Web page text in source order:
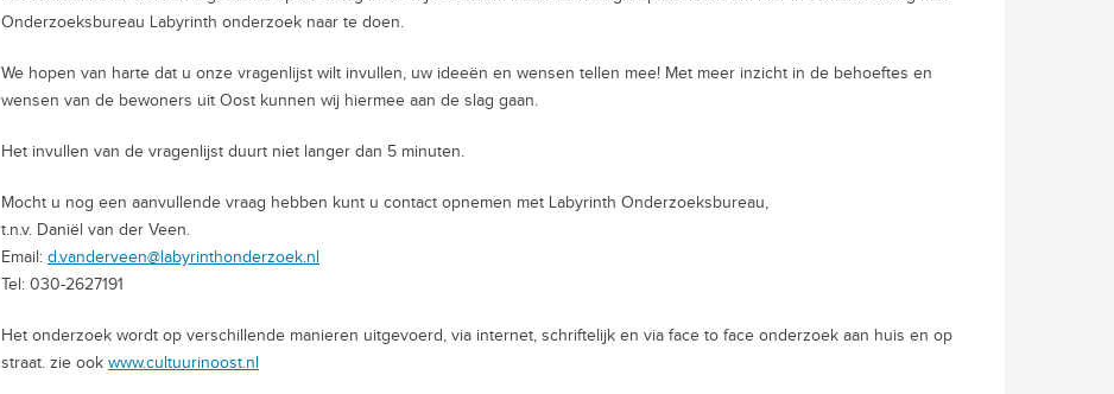
Onderzoeksbureau Labyrinth onderzoek naar te doen.
We hopen van harte dat u onze vragenlijst wilt invullen, uw ideeën en wensen tellen mee! Met meer inzicht in de behoeftes en
wensen van de bewoners uit Oost kunnen wij hiermee aan de slag gaan.
Het invullen van de vragenlijst duurt niet langer dan 5 minuten.
Mocht u nog een aanvullende vraag hebben kunt u contact opnemen met Labyrinth Onderzoeksbureau,
t.n.v. Daniël van der Veen.
Email: d.vanderveen@labyrinthonderzoek.nl
Tel: 030-2627191
Het onderzoek wordt op verschillende manieren uitgevoerd, via internet, schriftelijk en via face to face onderzoek aan huis en op
straat. zie ook www.cultuurinoost.nl